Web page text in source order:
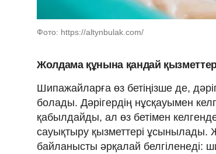
Фото: https://altynbulak.com/
Жолдама құнына қандай қызметтер
Шипажайларға өз бетіңізше де,
болады. Дәрігердің нұсқауымен
қабылдайды, ал өз бетімен
сауықтыру қызметтері ұсынылады.
байланысты әрқалай белгіленеді: